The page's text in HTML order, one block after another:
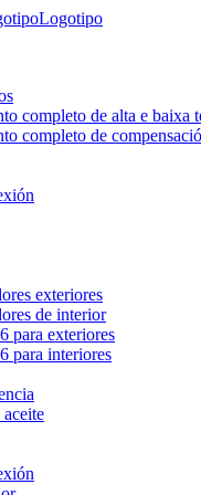
Logotipo
completo de alta e baixa
completo de
exteriores
de interior
para exteriores
para interiores